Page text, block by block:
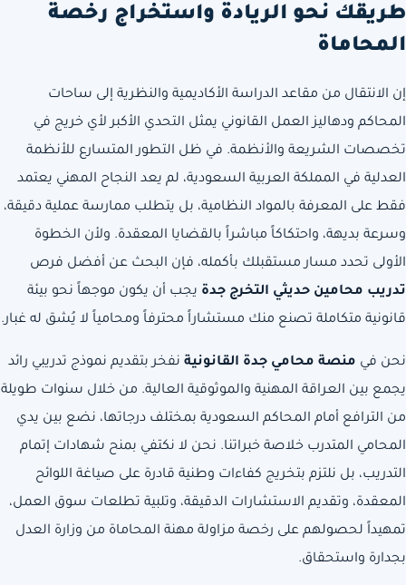
طريقك نحو الريادة واستخراج رخصة
المحاماة
إن الانتقال من مقاعد الدراسة الأكاديمية والنظرية إلى ساحات
المحاكم ودهاليز العمل القانوني يمثل التحدي الأكبر لأي خريج في
تخصصات الشريعة والأنظمة. في ظل التطور المتسارع للأنظمة
العدلية في المملكة العربية السعودية، لم يعد النجاح المهني يعتمد
فقط على المعرفة بالمواد النظامية، بل يتطلب ممارسة عملية دقيقة،
وسرعة بديهة، واحتكاكاً مباشراً بالقضايا المعقدة. ولأن الخطوة
الأولى تحدد مسار مستقبلك بأكمله، فإن البحث عن أفضل فرص
تدريب محامين حديثي التخرج جدة يجب أن يكون موجهاً نحو بيئة
قانونية متكاملة تصنع منك مستشاراً محترفاً ومحامياً لا يُشق له غبار.
نحن في منصة محامي جدة القانونية نفخر بتقديم نموذج تدريبي رائد
يجمع بين العراقة المهنية والموثوقية العالية. من خلال سنوات طويلة
من الترافع أمام المحاكم السعودية بمختلف درجاتها، نضع بين يدي
المحامي المتدرب خلاصة خبراتنا. نحن لا نكتفي بمنح شهادات إتمام
التدريب، بل نلتزم بتخريج كفاءات وطنية قادرة على صياغة اللوائح
المعقدة، وتقديم الاستشارات الدقيقة، وتلبية تطلعات سوق العمل،
تمهيداً لحصولهم على رخصة مزاولة مهنة المحاماة من وزارة العدل
بجدارة واستحقاق.